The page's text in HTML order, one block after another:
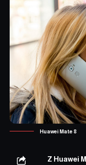
Huawei Mate 8
Z Huawei